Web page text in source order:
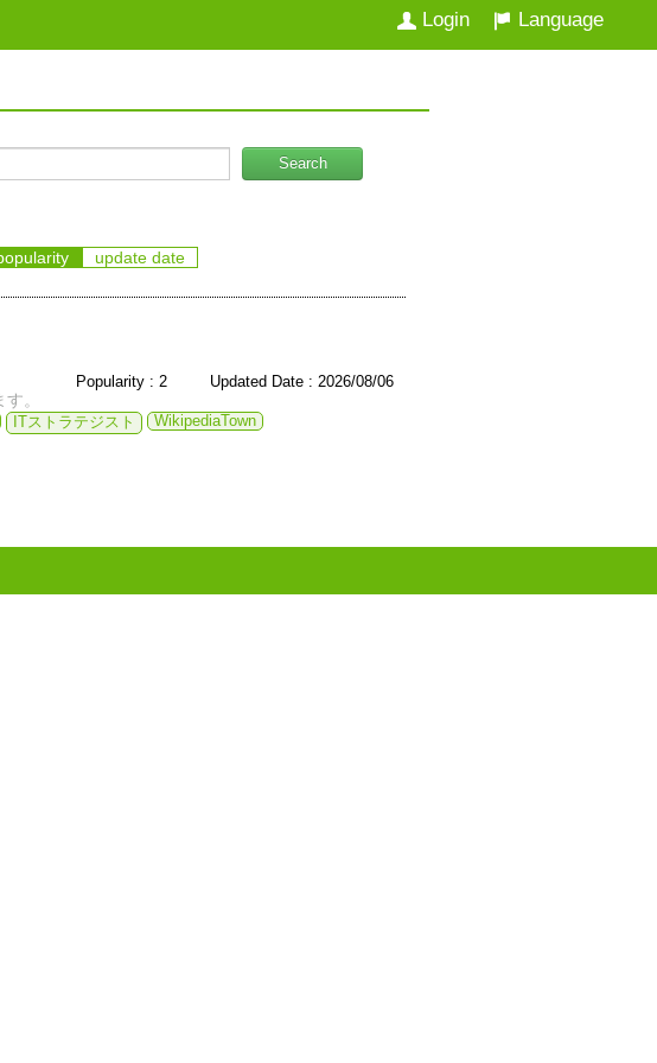
Language
Login
Search
update date
Popularity : 2 Updated Date : 2026/08/06
。
ITストラテジスト WikipediaTown